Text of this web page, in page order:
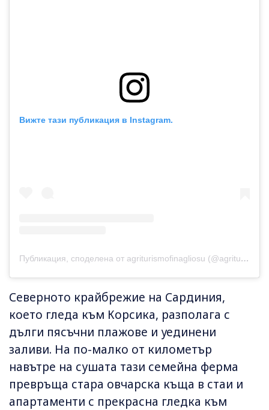
Вижте тази публикация в Instagram.
Публикация, споделена от agriturismofinagliosu (@agriturismofinagliosu)
Северното крайбрежие на Сардиния,
което гледа към Корсика, разполага с
дълги пясъчни плажове и уединени
заливи. На по-малко от километър
навътре на сушата тази семейна ферма
превръща стара овчарска къща в стаи и
апартаменти с прекрасна гледка към